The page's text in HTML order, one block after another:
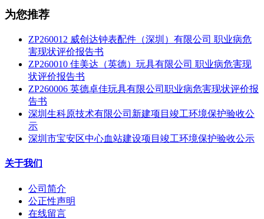
为您推荐
ZP260012 威创达钟表配件（深圳）有限公司 职业病危
害现状评价报告书
ZP260010 佳美达（英德）玩具有限公司 职业病危害现
状评价报告书
ZP260006 英德卓佳玩具有限公司职业病危害现状评价报
告书
深圳生科原技术有限公司新建项目竣工环境保护验收公
示
深圳市宝安区中心血站建设项目竣工环境保护验收公示
关于我们
公司简介
公正性声明
在线留言